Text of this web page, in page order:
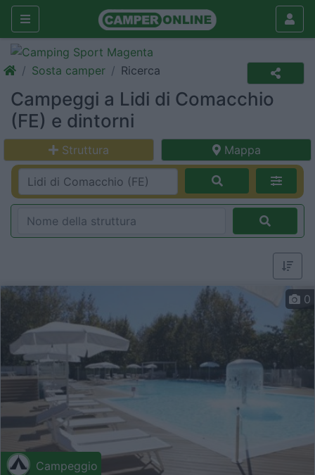
Sosta camper Ricerca
Campeggi a Lidi di Comacchio
(FE) e dintorni
Struttura Mappa
Campeggio
0